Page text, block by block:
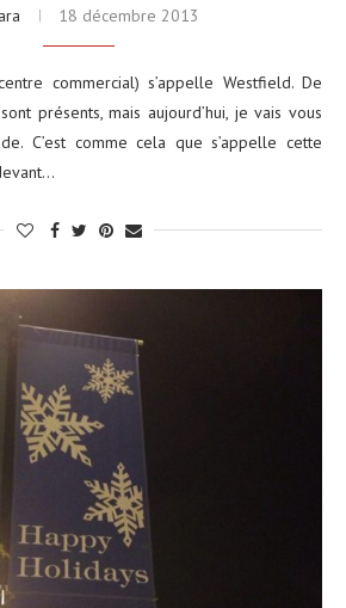
18 décembre 2013
commercial) s’appelle Westfield. De
présents, mais aujourd’hui, je vais vous
C’est comme cela que s’appelle cette